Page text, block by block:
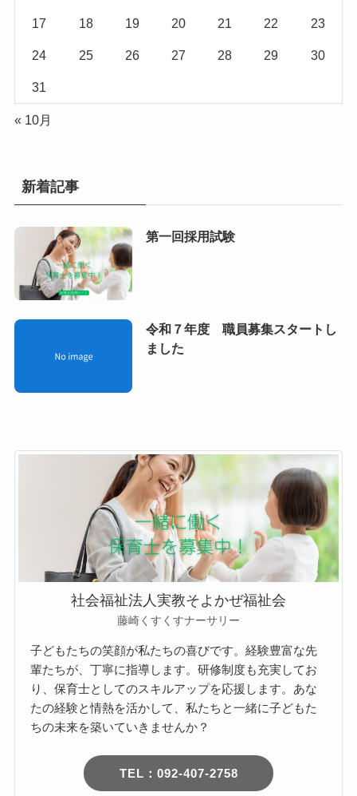
17 18 19 20 21 22 23
24 25 26 27 28 29 30
31
« 10月
新着記事
第一回採用試験
令和７年度 職員募集スタートし
ました
社会福祉法人実教そよかぜ福祉会
藤崎くすくすナーサリー
子どもたちの笑顔が私たちの喜びです。経験豊富な先
輩たちが、丁寧に指導します。研修制度も充実してお
り、保育士としてのスキルアップを応援します。あな
たの経験と情熱を活かして、私たちと一緒に子どもた
ちの未来を築いていきませんか？
TEL：092-407-2758